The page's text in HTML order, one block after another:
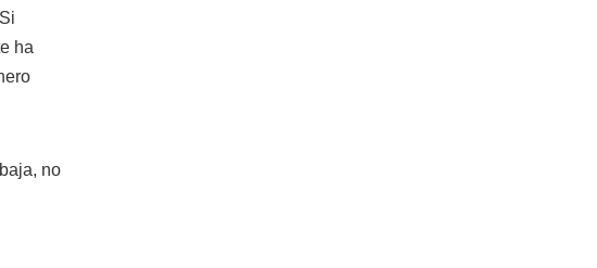
ha
no